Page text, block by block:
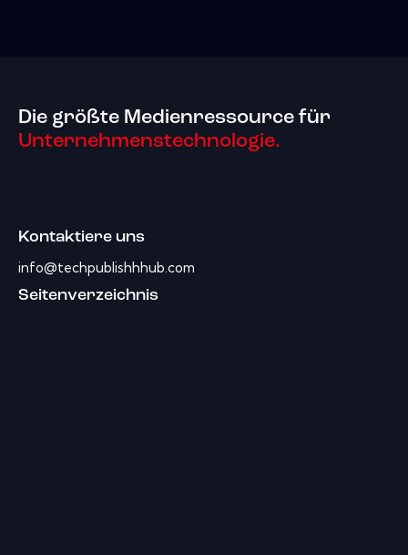
Die größte Medienressource für
Unternehmenstechnologie.
Kontaktiere uns
info@techpublishhhub.com
Seitenverzeichnis